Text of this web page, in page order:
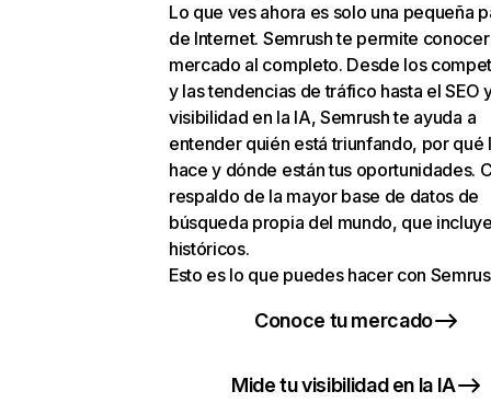
Lo que ves ahora es solo una pequeña
de Internet. Semrush te permite
mercado al completo. Desde los
y las tendencias de tráfico hasta el SEO
visibilidad en la IA, Semrush te ayuda a
entender quién está triunfando, por qué
hace y dónde están tus oportunidades.
respaldo de la mayor base de datos de
búsqueda propia del mundo, que
históricos.
Esto es lo que puedes hacer con
Conoce tu mercado
Mide tu visibilidad en la IA